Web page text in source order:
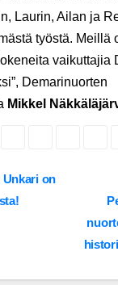
Laurin, Ailan ja
työstä. Meillä
vaikuttajia
Demarinuorten
Mikkel
Unkari on